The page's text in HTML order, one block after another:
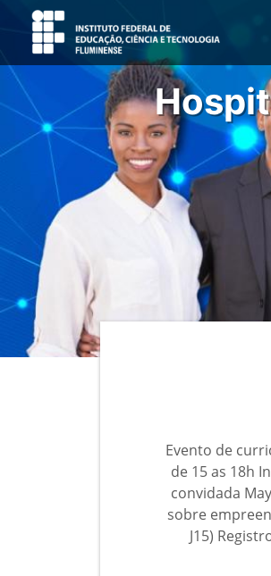
Evento de
de 15 as 18h
convidada
sobre
J15)